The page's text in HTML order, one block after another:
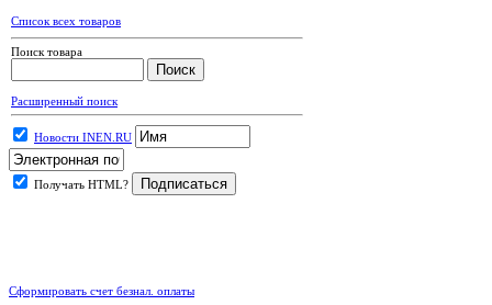
Список всех товаров
Поиск товара
Расширенный поиск
Новости INEN.RU
Получать HTML?
Сформировать счет безнал. оплаты